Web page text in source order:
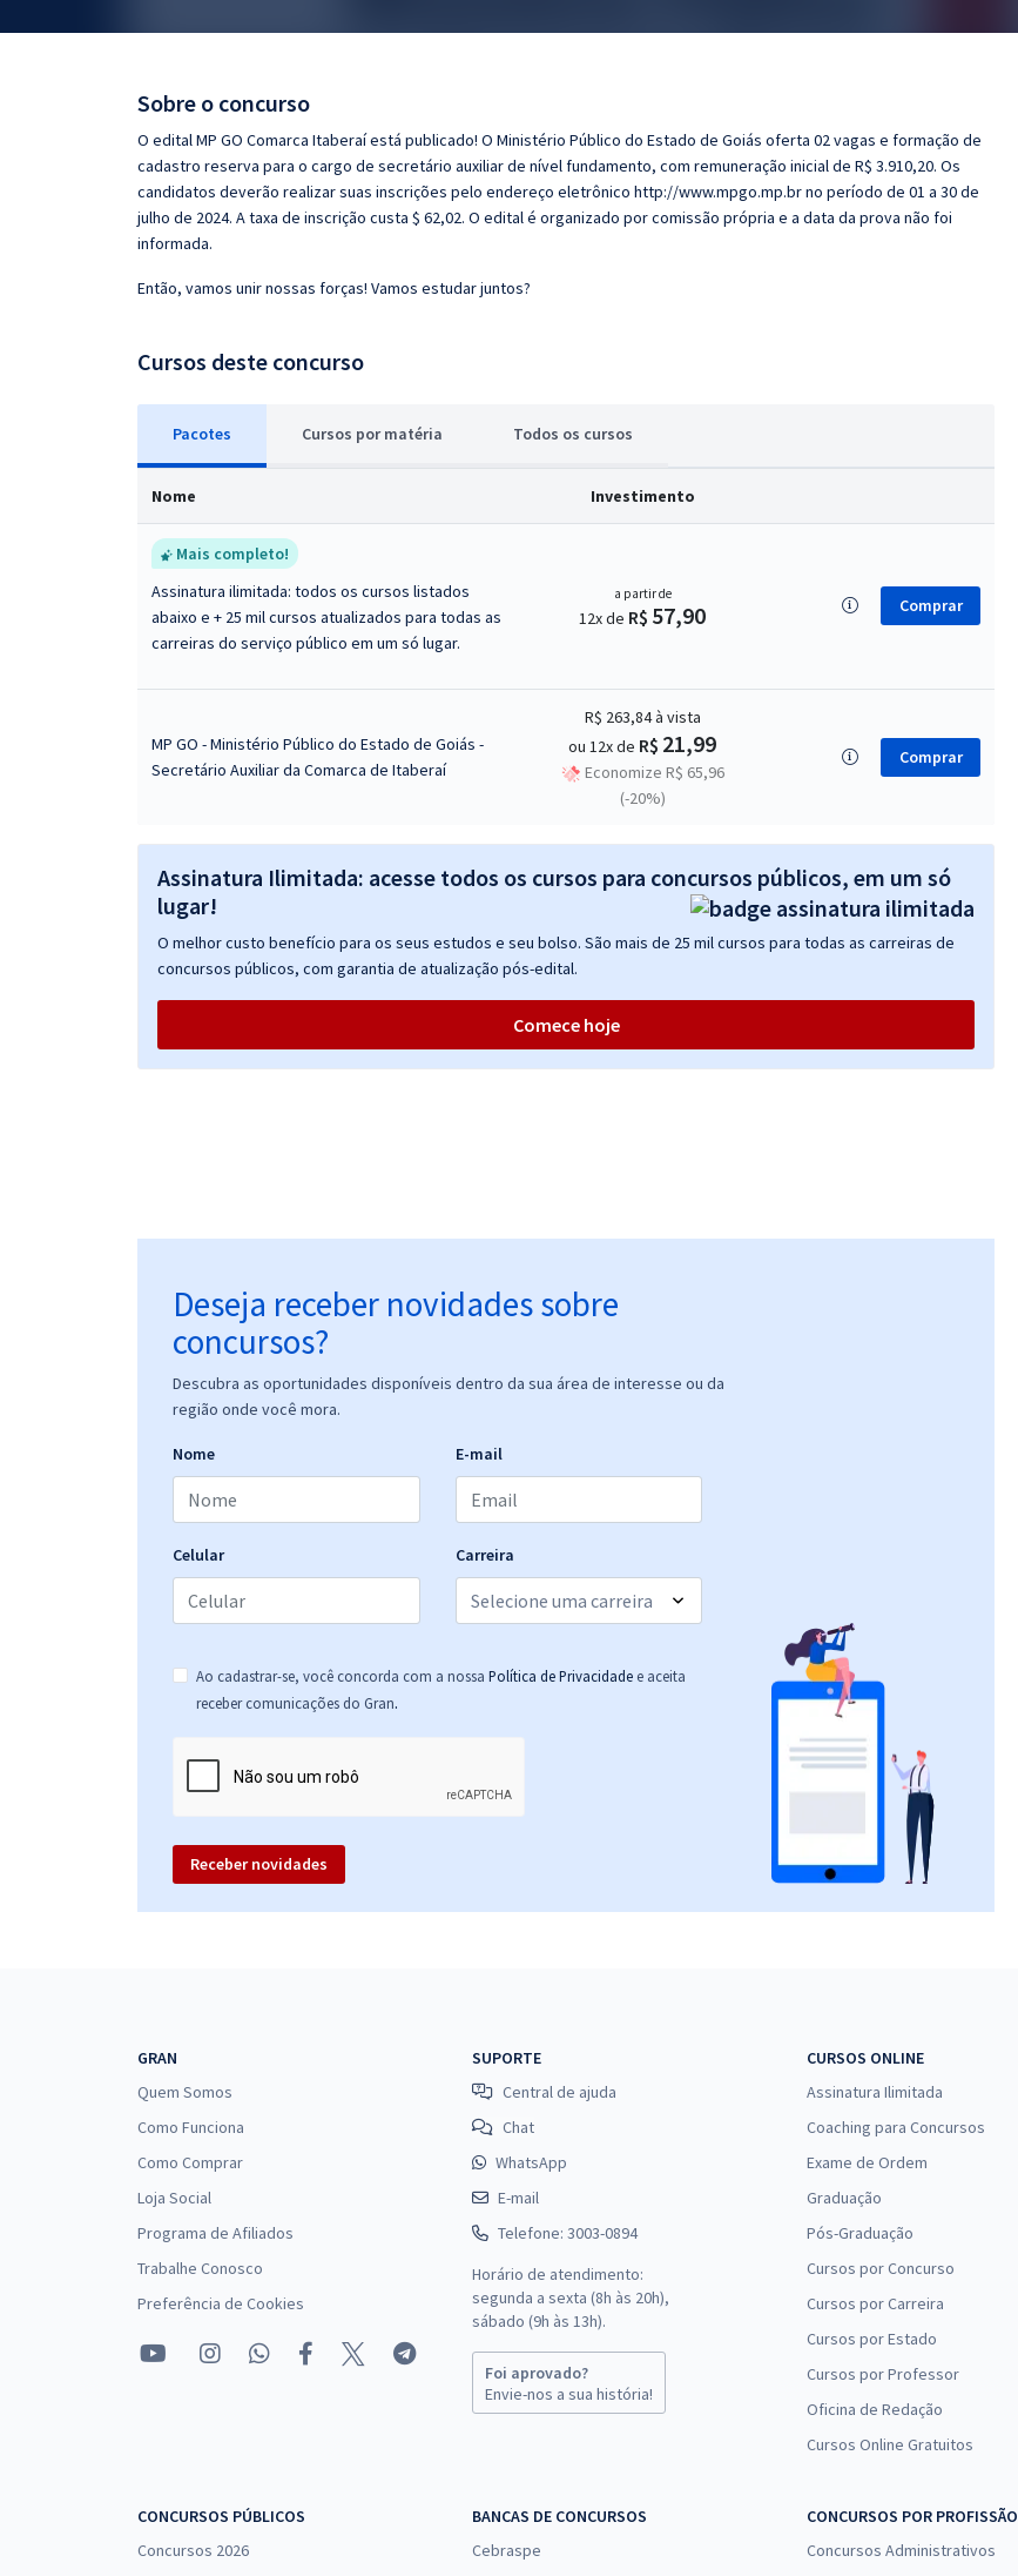
Questões grátis
Conteúdo gratuito
Sobre o concurso
O edital MP GO Comarca Itaberaí está publicado! O Ministério Público do Estado de Goiás oferta 02 vagas e formação de
cadastro reserva para o cargo de secretário auxiliar de nível fundamento, com remuneração inicial de R$ 3.910,20. Os
candidatos deverão realizar suas inscrições pelo endereço eletrônico http://www.mpgo.mp.br no período de 01 a 30 de
julho de 2024. A taxa de inscrição custa $ 62,02. O edital é organizado por comissão própria e a data da prova não foi
informada.
Então, vamos unir nossas forças! Vamos estudar juntos?
Cursos deste concurso
Pacotes Cursos por matéria Todos os cursos
Nome Investimento
Mais completo!
Assinatura ilimitada: todos os cursos listados
abaixo e + 25 mil cursos atualizados para todas as
carreiras do serviço público em um só lugar.
a partir de
12x de R$ 57,90 Comprar
MP GO - Ministério Público do Estado de Goiás -
Secretário Auxiliar da Comarca de Itaberaí
R$ 263,84à vista
ou 12x de R$ 21,99
Economize R$ 65,96
(-20%)
Comprar
Assinatura Ilimitada: acesse todos os cursos para concursos públicos, em um só
lugar!
O melhor custo benefício para os seus estudos e seu bolso. São mais de 25 mil cursos para todas as carreiras de
concursos públicos, com garantia de atualização pós-edital.
Comece hoje
Deseja receber novidades sobre
concursos?
Descubra as oportunidades disponíveis dentro da sua área de interesse ou da
região onde você mora.
Nome E-mail
Celular Carreira
Ao cadastrar-se, você concorda com a nossa Política de Privacidade e aceita
receber comunicações do Gran.
Receber novidades
GRAN
Quem Somos
Como Funciona
Como Comprar
Loja Social
Programa de Afiliados
Trabalhe Conosco
Preferência de Cookies
SUPORTE
Central de ajuda
Chat
WhatsApp
E-mail
Telefone: 3003-0894
Horário de atendimento:
segunda a sexta (8h às 20h),
sábado (9h às 13h).
Foi aprovado?
Envie-nos a sua história!
CURSOS ONLINE
Assinatura Ilimitada
Coaching para Concursos
Exame de Ordem
Graduação
Pós-Graduação
Cursos por Concurso
Cursos por Carreira
Cursos por Estado
Cursos por Professor
Oficina de Redação
Cursos Online Gratuitos
CONCURSOS PÚBLICOS
Concursos 2026
BANCAS DE CONCURSOS
Cebraspe
CONCURSOS POR PROFISSÃO
Concursos Administrativos